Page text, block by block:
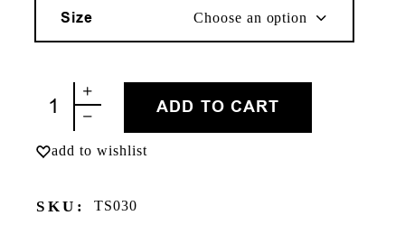
Size Choose an option
ΚΟΧΥΛΙ quantity
ADD TO CART
add to wishlist
SKU: TS030